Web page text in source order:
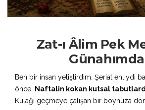
Zat-ı Âlim Pek
Ben bir insan yetiştirdim. Şeriat ehliydi
önce. Naftalin kokan kutsal
Kulağı geçmeye çalışan bir boynuza